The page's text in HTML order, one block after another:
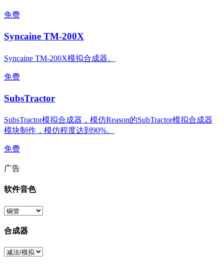
免费
Syncaine TM-200X
Syncaine TM-200X模拟合成器。
免费
SubsTractor
SubsTractor模拟合成器，模仿Reason的SubTractor模拟合成器
模块制作，模仿程度达到90%。
免费
广告
软件音色
合成器